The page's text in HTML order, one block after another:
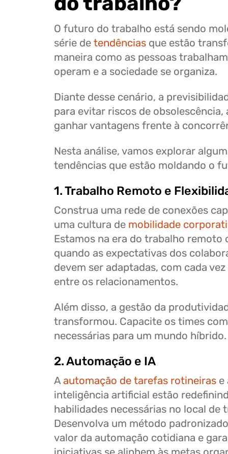
O futuro do trabalho está sendo
série de tendências que estão
maneira como as pessoas
operam e a sociedade se organiza.
Diante desse cenário, a
para evitar riscos de obsolescência,
ganhar vantagens frente à
Nesta análise, vamos explorar
tendências que estão moldando o
1. Trabalho Remoto e
Construa uma rede de conexões
uma cultura de mobilidade
Estamos na era do trabalho remoto
quando as expectativas dos
devem ser adaptadas, com cada
entre os relacionamentos.
Além disso, a gestão da
transformou. Capacite os times
necessárias para um mundo híbrido.
2. Automação e IA
Aautomação de tarefas rotineiras e
inteligência artificial estão
habilidades necessárias no local de
Desenvolva um método
valor da automação cotidiana e